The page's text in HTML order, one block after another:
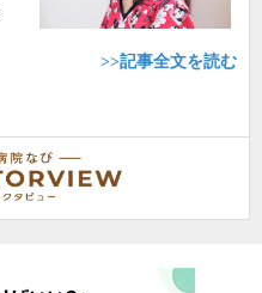
>>記事全文を読む